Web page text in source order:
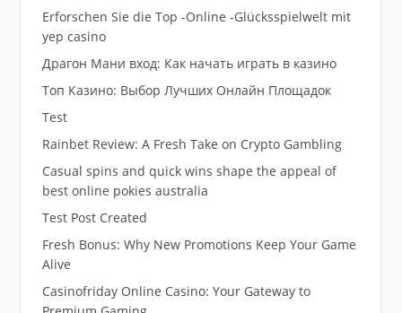
Erforschen Sie die Top -Online -Glücksspielwelt mit
yep casino
Драгон Мани вход: Как начать играть в казино
Топ Казино: Выбор Лучших Онлайн Площадок
Test
Rainbet Review: A Fresh Take on Crypto Gambling
Casual spins and quick wins shape the appeal of
best online pokies australia
Test Post Created
Fresh Bonus: Why New Promotions Keep Your Game
Alive
Casinofriday Online Casino: Your Gateway to